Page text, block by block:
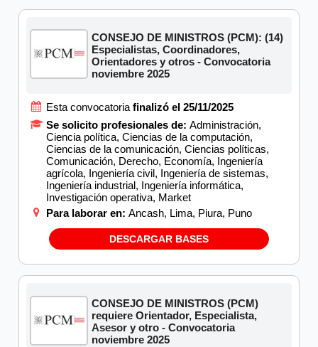
CONSEJO DE MINISTROS (PCM): (14)
Especialistas, Coordinadores,
Orientadores y otros - Convocatoria
noviembre 2025
Esta convocatoria finalizó el 25/11/2025
Se solicito profesionales de: Administración,
Ciencia política, Ciencias de la computación,
Ciencias de la comunicación, Ciencias políticas,
Comunicación, Derecho, Economía, Ingeniería
agrícola, Ingeniería civil, Ingeniería de sistemas,
Ingeniería industrial, Ingeniería informática,
Investigación operativa, Market
Para laborar en: Ancash, Lima, Piura, Puno
DESCARGAR BASES
CONSEJO DE MINISTROS (PCM)
requiere Orientador, Especialista,
Asesor y otro - Convocatoria
noviembre 2025